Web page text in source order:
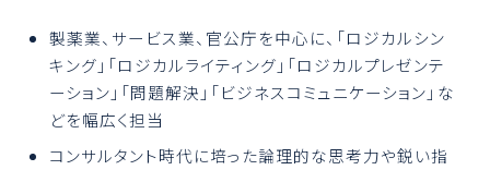
製薬業、サービス業、官公庁を中心に、「ロジカルシン
キング」「ロジカルライティング」「ロジカルプレゼンテ
ーション」「問題解決」「ビジネスコミュニケーション」な
どを幅広く担当
コンサルタント時代に培った論理的な思考力や鋭い指